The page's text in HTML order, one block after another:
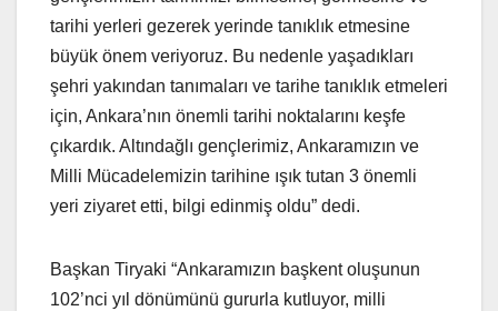
tarihi yerleri gezerek yerinde tanıklık etmesine
büyük önem veriyoruz. Bu nedenle yaşadıkları
şehri yakından tanımaları ve tarihe tanıklık etmeleri
için, Ankara’nın önemli tarihi noktalarını keşfe
çıkardık. Altındağlı gençlerimiz, Ankaramızın ve
Milli Mücadelemizin tarihine ışık tutan 3 önemli
yeri ziyaret etti, bilgi edinmiş oldu” dedi.
Başkan Tiryaki “Ankaramızın başkent oluşunun
102’nci yıl dönümünü gururla kutluyor, milli